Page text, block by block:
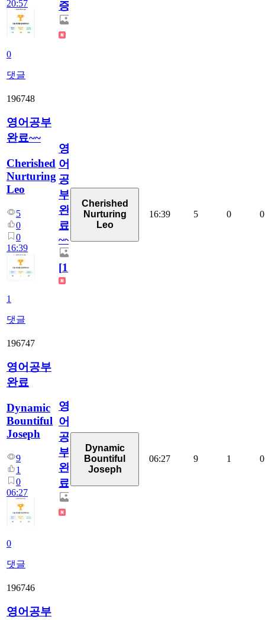
20:57
0
댓글
증
196748
영어공부
완료~~
Cherished
Nurturing
Leo
5
0
0
16:39
1
댓글
영
어
공
부
완
료
~~
[1]
Cherished
Nurturing
Leo
16:39 5 0 0
196747
영어공부
완료
Dynamic
Bountiful
Joseph
9
1
0
06:27
0
댓글
영
어
공
부
완
료
Dynamic
Bountiful
Joseph
06:27 9 1 0
196746
영어공부